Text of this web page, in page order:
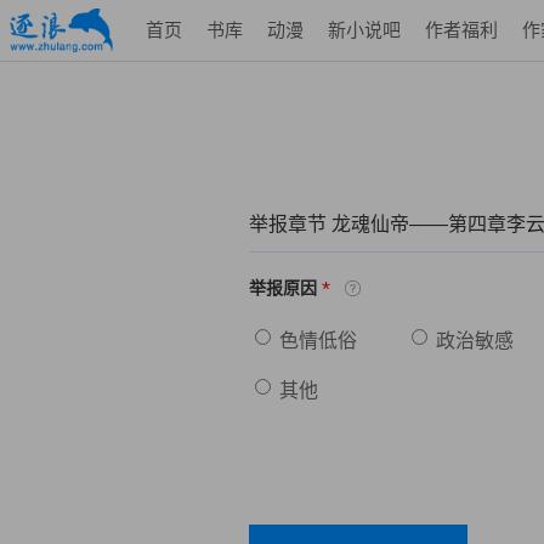
首页 书库 动漫 新小说吧 作者福利 作
举报章节 龙魂仙帝——第四章李
举报原因 *
色情低俗 政治敏感
其他